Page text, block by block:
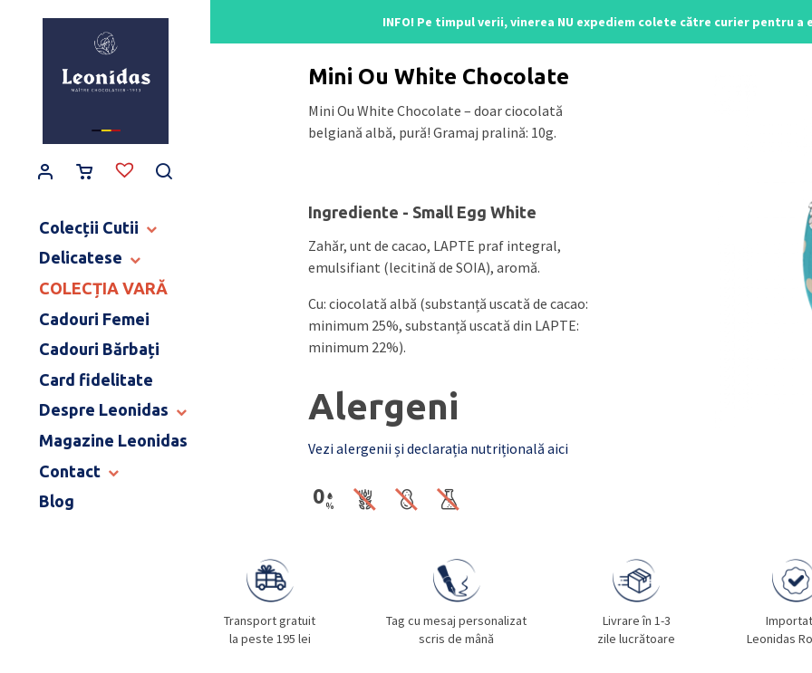
INFO! Pe timpul verii, vinerea NU expediem colete către curier pentru
Main Navigation
Colecții Cutii
CUTII BALLOTINS
CUTII ART NOUVEAU
CUTII BIJOUX & LOVE
CUTII MOMENT CACAO
COLECȚIE CERAMICĂ
END OF SCHOOL
Delicatese
TABLETE ȘI BATOANE
DULCEAȚĂ ȘI SPECIALITĂȚI
CAFEA ȘI CEAI
BĂUTURI FINE
COLECȚIA VARĂ
Cadouri Femei
Cadouri Bărbați
Card fidelitate
Despre Leonidas
POVESTEA LEONIDAS
CATALOG PAȘTE 2026
Magazine Leonidas
Contact
MAGAZINE LEONIDAS
Blog
Mini Ou White Chocolate
Mini Ou White Chocolate – doar ciocolată
belgiană albă, pură! Gramaj pralină: 10g.
Ingrediente - Small Egg White
Zahăr, unt de cacao, LAPTE praf integral,
emulsifiant (lecitină de SOIA), aromă.
Cu: ciocolată albă (substanță uscată de cacao:
minimum 25%, substanță uscată din LAPTE:
minimum 22%).
Alergeni
Vezi alergenii și declarația nutrițională aici
Transport gratuit
la peste 195 lei
Tag cu mesaj personalizat
scris de mână
Livrare în 1-3
zile lucrătoare
Leonidas